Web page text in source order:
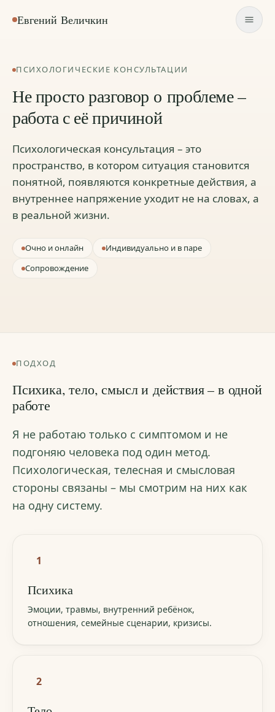
Евгений Величкин
ПСИХОЛОГИЧЕСКИЕ КОНСУЛЬТАЦИИ
Не просто разговор о проблеме –
работа с её причиной
Психологическая консультация – это
пространство, в котором ситуация становится
понятной, появляются конкретные действия, а
внутреннее напряжение уходит не на словах, а
в реальной жизни.
Очно и онлайн
Индивидуально и в паре
Сопровождение
ПОДХОД
Психика, тело, смысл и действия – в одной
работе
Я не работаю только с симптомом и не
подгоняю человека под один метод.
Психологическая, телесная и смысловая
стороны связаны – мы смотрим на них как
на одну систему.
1
Психика
Эмоции, травмы, внутренний ребёнок,
отношения, семейные сценарии, кризисы.
2